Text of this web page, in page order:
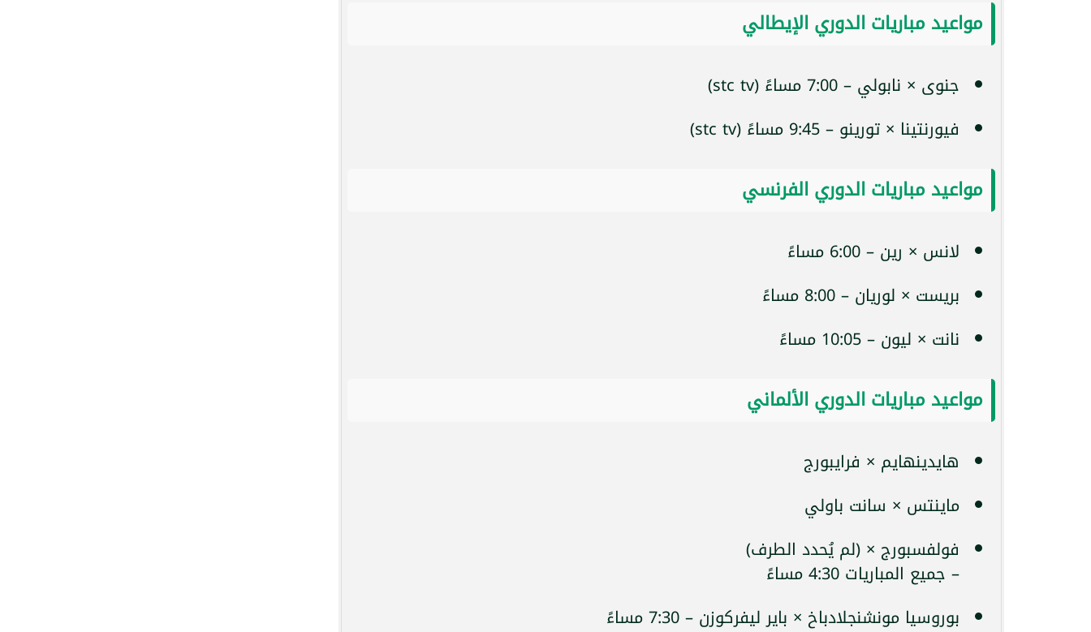
مواعيد مباريات الدوري الإيطالي
جنوى × نابولي – 7:00 مساءً (stc tv)
فيورنتينا × تورينو – 9:45 مساءً (stc tv)
مواعيد مباريات الدوري الفرنسي
لانس × رين – 6:00 مساءً
بريست × لوريان – 8:00 مساءً
نانت × ليون – 10:05 مساءً
مواعيد مباريات الدوري الألماني
هايدينهايم × فرايبورج
ماينتس × سانت باولي
فولفسبورج × (لم يُحدد الطرف)
– جميع المباريات 4:30 مساءً
بوروسيا مونشنجلادباخ × باير ليفركوزن – 7:30 مساءً